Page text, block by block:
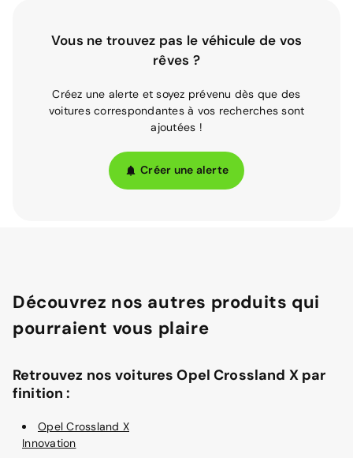
Vous ne trouvez pas le véhicule de vos
rêves ?
Créez une alerte et soyez prévenu dès que des
voitures correspondantes à vos recherches sont
ajoutées !
Créer une alerte
Découvrez nos autres produits qui
pourraient vous plaire
Retrouvez nos voitures Opel Crossland X par
finition :
Opel Crossland X
Innovation